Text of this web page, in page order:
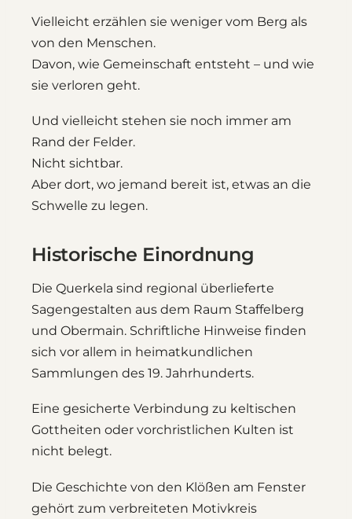
Vielleicht erzählen sie weniger vom Berg als
von den Menschen.
Davon, wie Gemeinschaft entsteht – und wie
sie verloren geht.
Und vielleicht stehen sie noch immer am
Rand der Felder.
Nicht sichtbar.
Aber dort, wo jemand bereit ist, etwas an die
Schwelle zu legen.
Historische Einordnung
Die Querkela sind regional überlieferte
Sagengestalten aus dem Raum Staffelberg
und Obermain. Schriftliche Hinweise finden
sich vor allem in heimatkundlichen
Sammlungen des 19. Jahrhunderts.
Eine gesicherte Verbindung zu keltischen
Gottheiten oder vorchristlichen Kulten ist
nicht belegt.
Die Geschichte von den Klößen am Fenster
gehört zum verbreiteten Motivkreis